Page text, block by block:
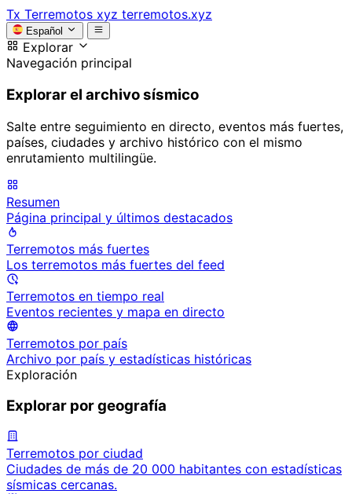
Tx Terremotos xyz terremotos.xyz
Español
Explorar
Navegación principal
Explorar el archivo sísmico
Salte entre seguimiento en directo, eventos más fuertes,
países, ciudades y archivo histórico con el mismo
enrutamiento multilingüe.
Resumen
Página principal y últimos destacados
Terremotos más fuertes
Los terremotos más fuertes del feed
Terremotos en tiempo real
Eventos recientes y mapa en directo
Terremotos por país
Archivo por país y estadísticas históricas
Exploración
Explorar por geografía
Terremotos por ciudad
Ciudades de más de 20 000 habitantes con estadísticas
sísmicas cercanas.